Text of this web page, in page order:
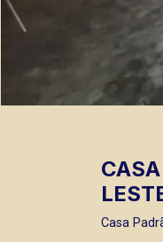
Casa